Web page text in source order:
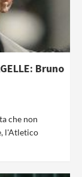
Bruno
che non
l'Atletico